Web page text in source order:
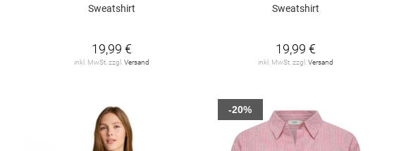
Sweatshirt
19,99 €
inkl. MwSt. zzgl.Versand
Sweatshirt
19,99 €
inkl. MwSt. zzgl.Versand
-20%